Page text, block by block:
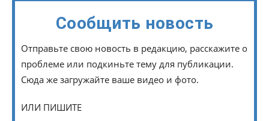
Сообщить новость
Отправьте свою новость в редакцию, расскажите о
проблеме или подкиньте тему для публикации.
Сюда же загружайте ваше видео и фото.
ИЛИ ПИШИТЕ